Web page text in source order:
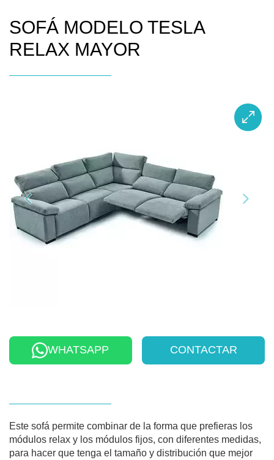
SOFÁ MODELO TESLA
RELAX MAYOR
WHATSAPP CONTACTAR
Este sofá permite combinar de la forma que prefieras los
módulos relax y los módulos fijos, con diferentes medidas,
para hacer que tenga el tamaño y distribución que mejor